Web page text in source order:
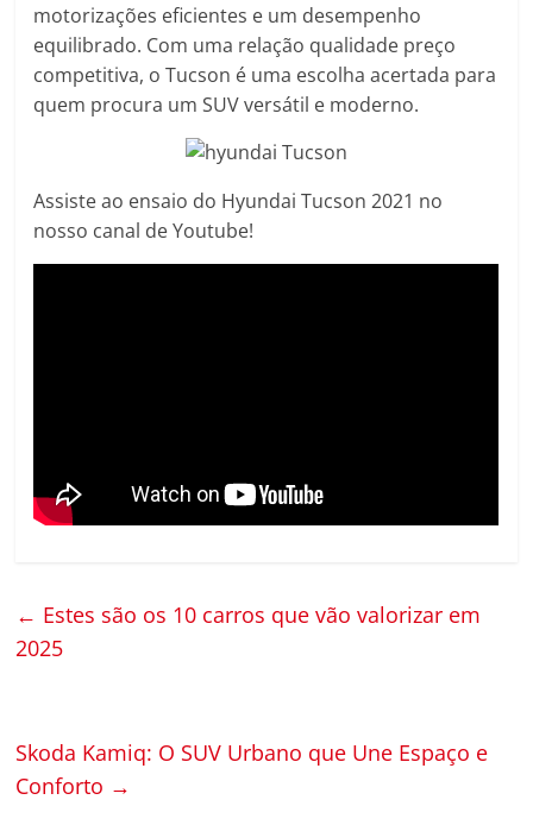
motorizações eficientes e um desempenho
equilibrado. Com uma relação qualidade preço
competitiva, o Tucson é uma escolha acertada para
quem procura um SUV versátil e moderno.
Assiste ao ensaio do Hyundai Tucson 2021 no
nosso canal de Youtube!
← Estes são os 10 carros que vão valorizar em
2025
Skoda Kamiq: O SUV Urbano que Une Espaço e
Conforto →